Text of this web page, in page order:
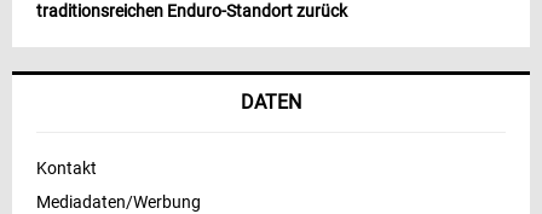
traditionsreichen Enduro-Standort zurück
DATEN
Kontakt
Mediadaten/Werbung